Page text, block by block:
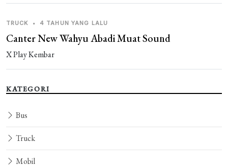
TRUCK • 4 TAHUN YANG LALU
Canter New Wahyu Abadi Muat Sound
X Play Kembar
KATEGORI
Bus
Truck
Mobil